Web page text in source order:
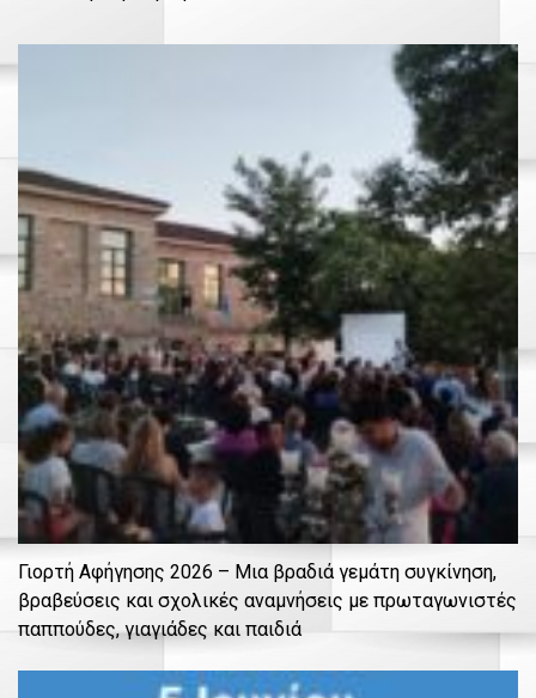
Γιορτή Αφήγησης 2026 – Μια βραδιά γεμάτη συγκίνηση,
βραβεύσεις και σχολικές αναμνήσεις με πρωταγωνιστές
παππούδες, γιαγιάδες και παιδιά